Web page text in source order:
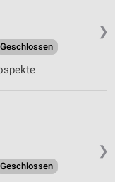
❯
Geschlossen
❯
Geschlossen